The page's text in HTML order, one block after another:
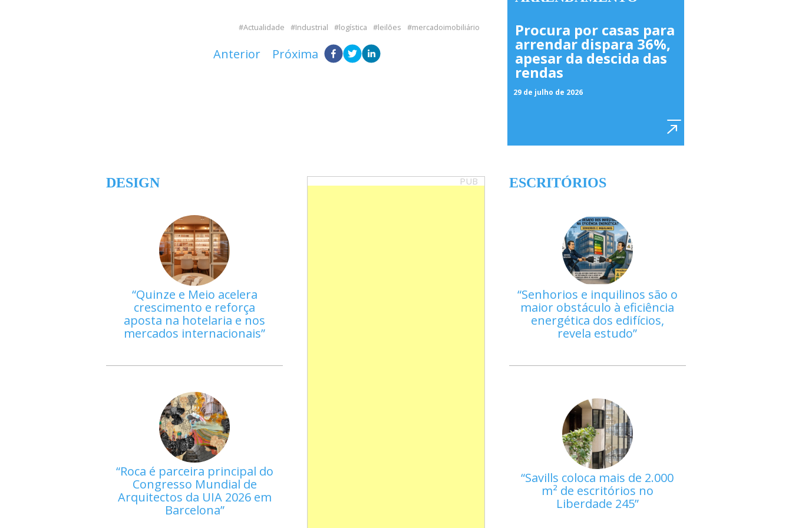
Actualidade Industrial logística leilões mercadoimobiliário
Anterior Próxima
Procura por casas para
arrendar dispara 36%,
apesar da descida das
rendas
29 de julho de 2026
DESIGN
Quinze e Meio acelera
crescimento e reforça
aposta na hotelaria e nos
mercados internacionais
Roca é parceira principal do
Congresso Mundial de
Arquitectos da UIA 2026 em
Barcelona
PUB ESCRITÓRIOS
Senhorios e inquilinos são o
maior obstáculo à eficiência
energética dos edifícios,
revela estudo
Savills coloca mais de 2.000
m² de escritórios no
Liberdade 245